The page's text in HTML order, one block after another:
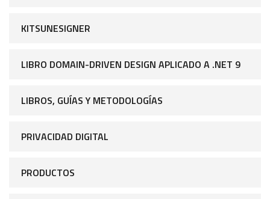
KITSUNESIGNER
LIBRO DOMAIN-DRIVEN DESIGN APLICADO A .NET 9
LIBROS, GUÍAS Y METODOLOGÍAS
PRIVACIDAD DIGITAL
PRODUCTOS